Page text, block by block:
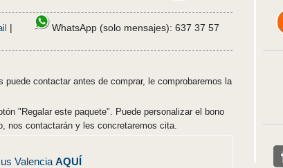
|
WhatsApp (solo mensajes): 637 37 57
puede contactar antes de comprar, le comprobaremos la
"Regalar este paquete". Puede personalizar el bono
nos contactarán y les concretaremos cita.
Valencia AQUÍ